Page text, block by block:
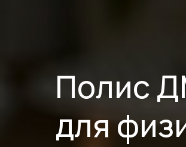
Полис
для